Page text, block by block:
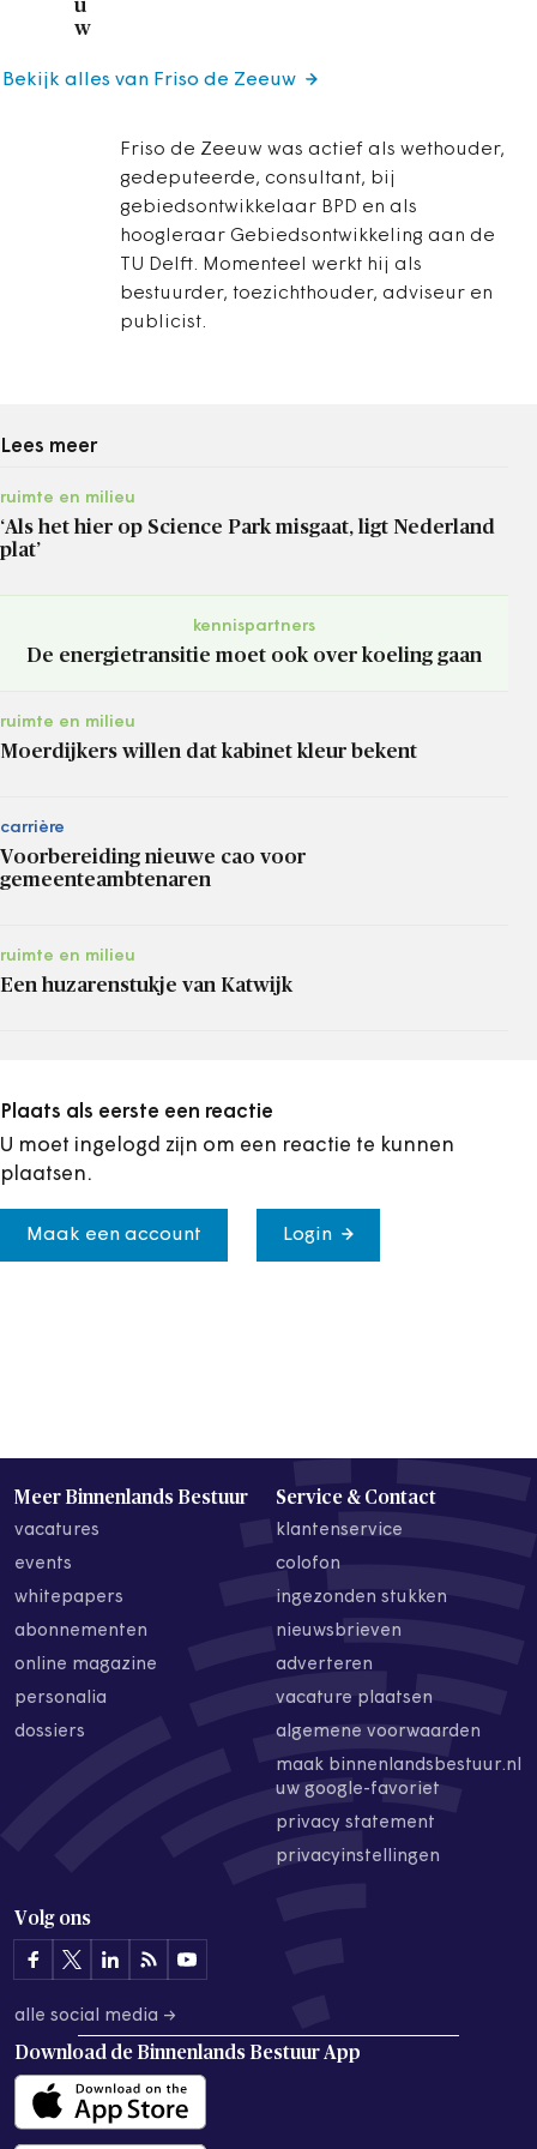
u
w
Friso de Zeeuw was actief als wethouder,
gedeputeerde, consultant, bij
gebiedsontwikkelaar BPD en als
hoogleraar Gebiedsontwikkeling aan de
TU Delft. Momenteel werkt hij als
bestuurder, toezichthouder, adviseur en
publicist.
Bekijk alles van Friso de Zeeuw
Lees meer
ruimte en milieu
‘Als het hier op Science Park misgaat, ligt Nederland
plat’
kennispartners
De energietransitie moet ook over koeling gaan
ruimte en milieu
Moerdijkers willen dat kabinet kleur bekent
carrière
Voorbereiding nieuwe cao voor
gemeenteambtenaren
ruimte en milieu
Een huzarenstukje van Katwijk
Plaats als eerste een reactie
U moet ingelogd zijn om een reactie te kunnen
plaatsen.
Maak een account Login
Meer Binnenlands Bestuur
vacatures
events
whitepapers
abonnementen
online magazine
personalia
dossiers
Service & Contact
klantenservice
colofon
ingezonden stukken
nieuwsbrieven
adverteren
vacature plaatsen
algemene voorwaarden
maak binnenlandsbestuur.nl
uw google-favoriet
privacy statement
privacyinstellingen
Volg ons
alle social media →
Download de Binnenlands Bestuur App